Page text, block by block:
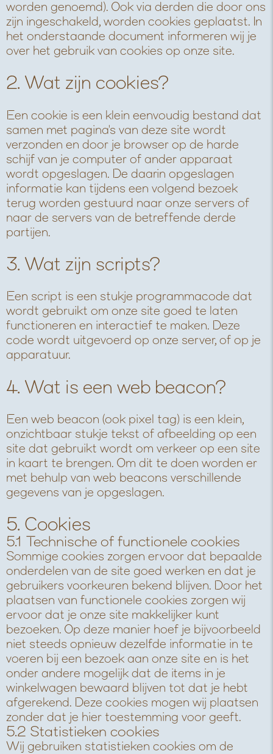
worden genoemd). Ook via derden die door ons
zijn ingeschakeld, worden cookies geplaatst. In
het onderstaande document informeren wij je
over het gebruik van cookies op onze site.
2. Wat zijn cookies?
Een cookie is een klein eenvoudig bestand dat
samen met pagina's van deze site wordt
verzonden en door je browser op de harde
schijf van je computer of ander apparaat
wordt opgeslagen. De daarin opgeslagen
informatie kan tijdens een volgend bezoek
terug worden gestuurd naar onze servers of
naar de servers van de betreffende derde
partijen.
3. Wat zijn scripts?
Een script is een stukje programmacode dat
wordt gebruikt om onze site goed te laten
functioneren en interactief te maken. Deze
code wordt uitgevoerd op onze server, of op je
apparatuur.
4. Wat is een web beacon?
Een web beacon (ook pixel tag) is een klein,
onzichtbaar stukje tekst of afbeelding op een
site dat gebruikt wordt om verkeer op een site
in kaart te brengen. Om dit te doen worden er
met behulp van web beacons verschillende
gegevens van je opgeslagen.
5. Cookies
5.1 Technische of functionele cookies
Sommige cookies zorgen ervoor dat bepaalde
onderdelen van de site goed werken en dat je
gebruikers voorkeuren bekend blijven. Door het
plaatsen van functionele cookies zorgen wij
ervoor dat je onze site makkelijker kunt
bezoeken. Op deze manier hoef je bijvoorbeeld
niet steeds opnieuw dezelfde informatie in te
voeren bij een bezoek aan onze site en is het
onder andere mogelijk dat de items in je
winkelwagen bewaard blijven tot dat je hebt
afgerekend. Deze cookies mogen wij plaatsen
zonder dat je hier toestemming voor geeft.
5.2 Statistieken cookies
Wij gebruiken statistieken cookies om de